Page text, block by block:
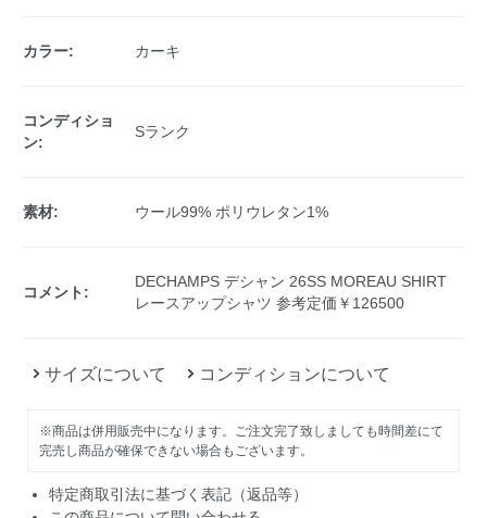
カラー: カーキ
コンディショ
ン:
Sランク
素材: ウール99% ポリウレタン1%
コメント:
DECHAMPS デシャン 26SS MOREAU SHIRT
レースアップシャツ 参考定価￥126500
サイズについて コンディションについて
※商品は併用販売中になります。ご注文完了致しましても時間差にて
完売し商品が確保できない場合もございます。
特定商取引法に基づく表記（返品等）